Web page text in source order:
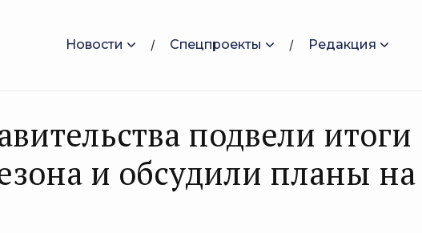
Новости Спецпроекты Редакция
подвели итоги
и обсудили планы на